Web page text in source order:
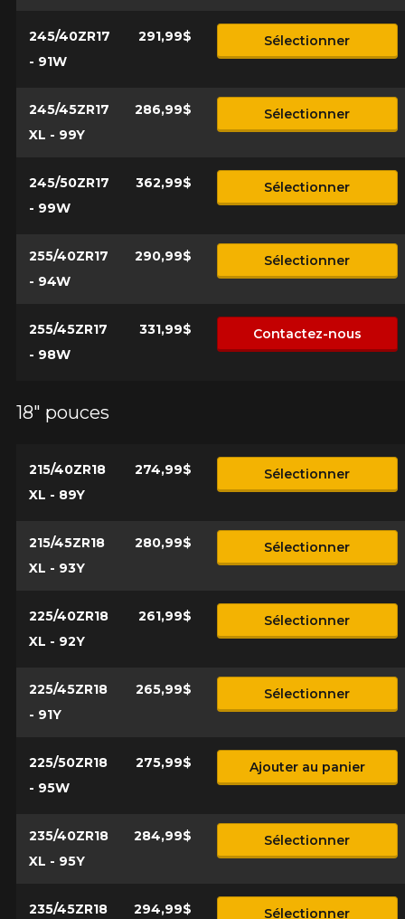
245/40ZR17
- 91W
291,99$ Sélectionner
245/45ZR17
XL - 99Y
286,99$ Sélectionner
245/50ZR17
- 99W
362,99$ Sélectionner
255/40ZR17
- 94W
290,99$ Sélectionner
255/45ZR17
- 98W
331,99$ Contactez-nous
18" pouces
215/40ZR18
XL - 89Y
274,99$ Sélectionner
215/45ZR18
XL - 93Y
280,99$ Sélectionner
225/40ZR18
XL - 92Y
261,99$ Sélectionner
225/45ZR18
- 91Y
265,99$ Sélectionner
225/50ZR18
- 95W
275,99$ Ajouter au panier
235/40ZR18
XL - 95Y
284,99$ Sélectionner
235/45ZR18 294,99$ Sélectionner